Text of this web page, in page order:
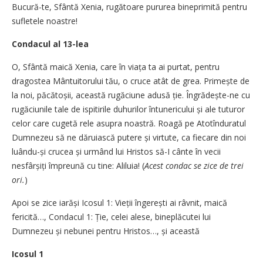
Bucură-te, Sfântă Xenia, rugătoare pururea bineprimită pentru
sufletele noastre!
Condacul al 13-lea
O, Sfântă maică Xenia, care în viața ta ai purtat, pentru
dragostea Mântuitorului tău, o cruce atât de grea. Primește de
la noi, păcătoșii, această rugăciune adusă ție. Îngrădește-ne cu
rugăciunile tale de ispitirile duhurilor întunericului și ale tuturor
celor care cugetă rele asupra noastră. Roagă pe Atotînduratul
Dumnezeu să ne dăruiască putere și virtute, ca fiecare din noi
luându-și crucea și urmând lui Hristos să-I cânte în vecii
nesfârșiți împreună cu tine: Aliluia! (Acest condac se zice de trei
ori.)
Apoi se zice iarăși Icosul 1: Vieții îngerești ai râvnit, maică
fericită…, Condacul 1: Ție, celei alese, bineplăcutei lui
Dumnezeu și nebunei pentru Hristos…, și această
Icosul 1